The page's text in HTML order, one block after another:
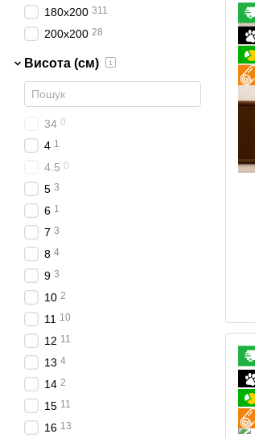
180x200 311
200х200 28
Висота (см)
34 0
4 1
4.5 0
5 3
6 1
7 3
8 4
9 3
10 2
11 10
12 11
13 4
14 2
15 11
16 13